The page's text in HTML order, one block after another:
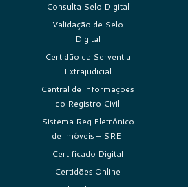
Consulta Selo Digital
Validação de Selo
Digital
Certidão da Serventia
Extrajudicial
Central de Informações
do Registro Civil
Sistema Reg Eletrônico
de Imóveis – SREI
Certificado Digital
Certidões Online